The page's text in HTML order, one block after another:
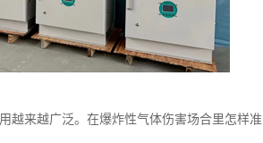
越来越广泛。在爆炸性气体伤害场合里怎样准